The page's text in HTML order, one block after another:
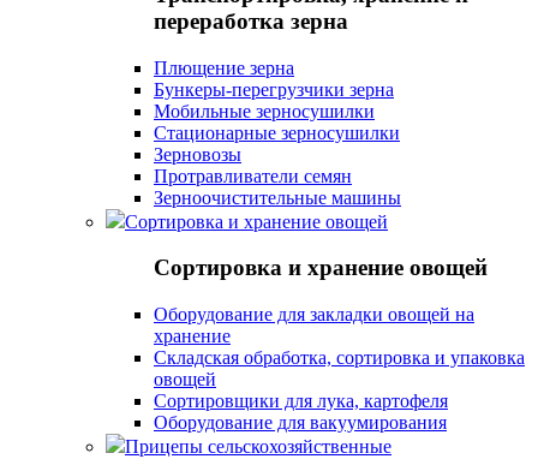
переработка зерна
Плющение зерна
Бункеры-перегрузчики зерна
Мобильные зерносушилки
Стационарные зерносушилки
Зерновозы
Протравливатели семян
Зерноочистительные машины
Сортировка и хранение овощей
Сортировка и хранение овощей
Оборудование для закладки овощей на
хранение
Складская обработка, сортировка и упаковка
овощей
Сортировщики для лука, картофеля
Оборудование для вакуумирования
Прицепы сельскохозяйственные